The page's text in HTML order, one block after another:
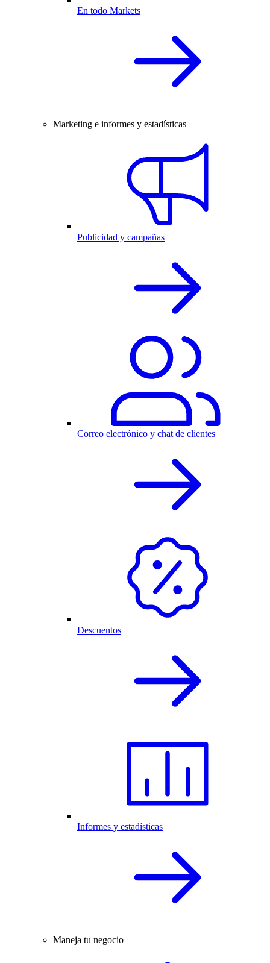
En todo Markets
Marketing e informes y estadísticas
Publicidad y campañas
Correo electrónico y chat de clientes
Descuentos
Informes y estadísticas
Maneja tu negocio